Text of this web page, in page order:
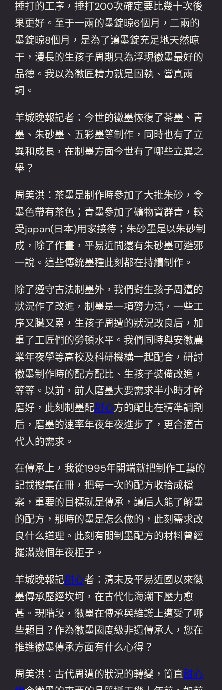
捶打的工序，捶打200次確定要比幾十次後
果更好。至于一兩的墨錠晾6個月，二兩的
墨錠晾8個月，是為了讓墨錠充足地天然晾
干，漫長的生孩子周期只為浮現徽墨最好的
品德。我以為徽匠精力就是固執、當真兩
詞。
羊城晚報記者：今世的徽墨恢復了茶墨、青
墨、朱砂墨、五彩墨等制作，同時也有了立
異和成長，在制墨方面今世有了哪些立異之
舉？
周美洪：茶墨是制作時參加了大批朱砂，令
墨色帶有茶色；青墨參加了礦物資群青，較
受japan(日本)用家接待；朱砂墨是以朱砂制
成，除了作畫，平易近間還有朱砂墨可避邪
一說。這些傳統墨種此刻都在持續制作。
除了遵守古法制墨外，我們對生孩子周遭的
狀況作了改進，制墨是一項膂力活，一些工
序又臟又累，生孩子周遭的狀況改良后，加
重了工匠們的勞頓水平。我們同時與安徽農
業年夜學等高校及科研機構一起配合，研討
徽墨制作時的配方配比、生孩子裝備改進，
等等。以前，前人磨墨大要需求半小時才幹
磨好，此刻制墨配甜心方的配比在精準調劑
后，磨墨的速率年夜年夜進步了，更合適古
代人的需求。
在傳承上，我從1995年開端就把制作工藝的
記載搜集在冊，把每一次的配方收拾成檔
案，重要的目標就是傳承，讓后人能了解墨
的配方，那時的墨是怎么做的，此刻需求改
良什么道理。此刻有關制墨配方的材料曾經
擺滿幾個年夜柜子。
羊城晚報記甜心者：清末及平易近國以來徽
墨傳承歷經坎坷，在古代化海潮下壓力愈
甚。現階段，徽墨在傳承與維護上遭受了哪
些題目？作為徽墨國度級非遺傳承人，您在
推進徽墨傳承方面有什么心得？
周美洪：古代周遭的狀況的轉變，簡直甜心